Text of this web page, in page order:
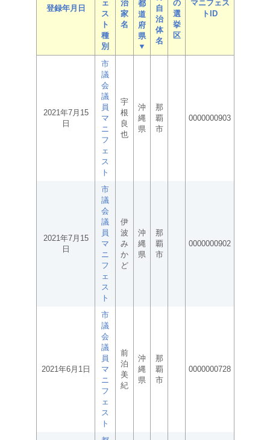
登録年月日
ェ
ス
ト
種
別
治
家
名
都
道
府
県
▼
自
治
体
名
の
選
挙
区
マニフェス
トID
2021年7月15
日
市
議
会
議
員
マ
ニ
フ
ェ
ス
ト
宇
根
良
也
沖
縄
県
那
覇
市
0000000903
2021年7月15
日
市
議
会
議
員
マ
ニ
フ
ェ
ス
ト
伊
波
み
か
ど
沖
縄
県
那
覇
市
0000000902
2021年6月1日
市
議
会
議
員
マ
ニ
フ
ェ
ス
ト
前
泊
美
紀
沖
縄
県
那
覇
市
0000000728